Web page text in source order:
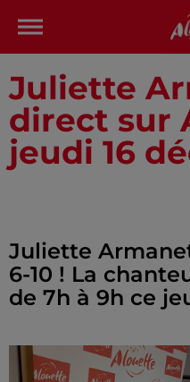
Juliette
direct sur
jeudi 16
Juliette
6-10 ! La
de 7h à 9h ce